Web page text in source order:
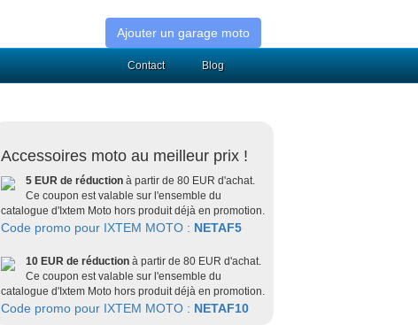
Ajouter un garage moto
Blog
Contact
Accessoires moto au meilleur prix !
5 EUR de réduction à partir de 80 EUR d'achat.
Ce coupon est valable sur l'ensemble du
catalogue d'Ixtem Moto hors produit déjà en promotion.
Code promo pour IXTEM MOTO : NETAF5
10 EUR de réduction à partir de 80 EUR d'achat.
Ce coupon est valable sur l'ensemble du
catalogue d'Ixtem Moto hors produit déjà en promotion.
Code promo pour IXTEM MOTO : NETAF10